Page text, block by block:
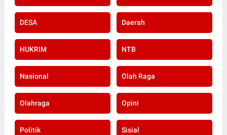
DESA Daerah
HUKRIM NTB
Nasional Olah Raga
Olahraga Opini
Politik Sisial